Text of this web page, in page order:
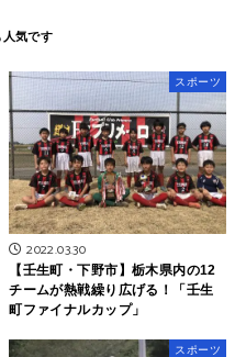
スポーツ
2022.03.30
【壬生町・下野市】栃木県内の12
チームが熱戦繰り広げる！「壬生
町ファイナルカップ」
スポーツ